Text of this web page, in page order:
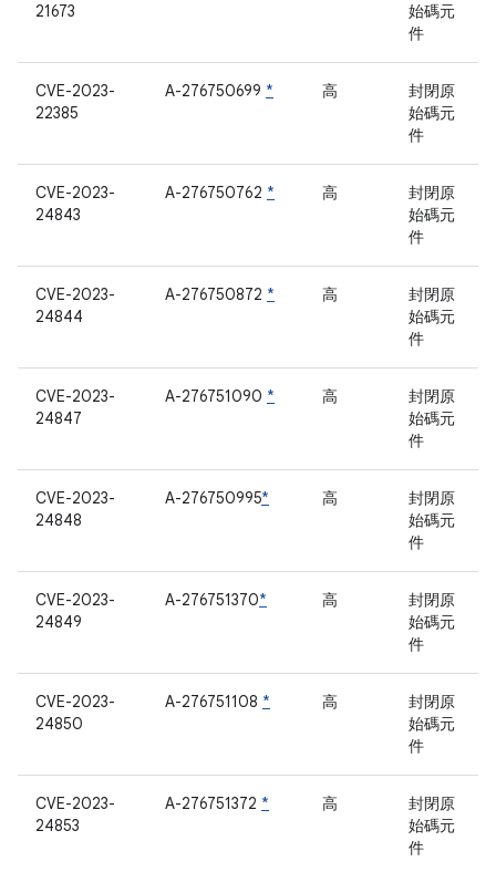
21673
始碼元
件
CVE-2023-
22385
A-276750699 * 高
封閉原
始碼元
件
CVE-2023-
24843
A-276750762 * 高
封閉原
始碼元
件
CVE-2023-
24844
A-276750872 * 高
封閉原
始碼元
件
CVE-2023-
24847
A-276751090 * 高
封閉原
始碼元
件
CVE-2023-
24848
A-276750995* 高
封閉原
始碼元
件
CVE-2023-
24849
A-276751370* 高
封閉原
始碼元
件
CVE-2023-
24850
A-276751108 * 高
封閉原
始碼元
件
CVE-2023-
24853
A-276751372 * 高
封閉原
始碼元
件